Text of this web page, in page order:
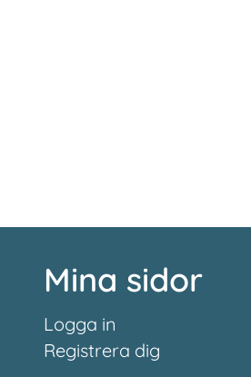
Mina sidor
Logga in
Registrera dig